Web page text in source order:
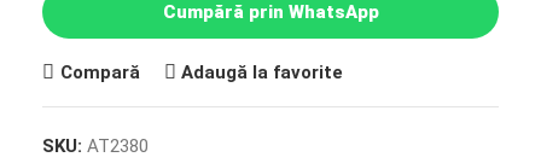
Cumpără prin WhatsApp
Compară Adaugă la favorite
SKU: AT2380